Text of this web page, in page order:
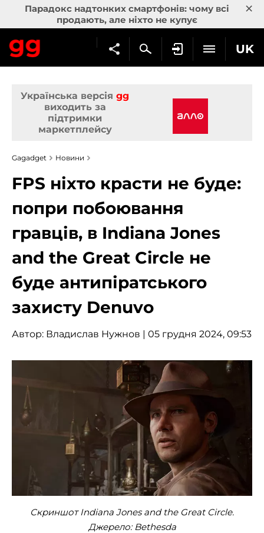
Парадокс надтонких смартфонів: чому всі
продають, але ніхто не купує
×
UK
Українська версія gg
виходить за
підтримки
маркетплейсу
Gagadget Новини
FPS ніхто красти не буде:
попри побоювання
гравців, в Indiana Jones
and the Great Circle не
буде антипіратського
захисту Denuvo
Автор: Владислав Нужнов | 05 грудня 2024, 09:53
Скриншот Indiana Jones and the Great Circle.
Джерело: Bethesda